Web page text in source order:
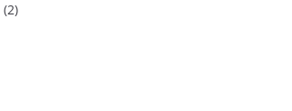
(2)